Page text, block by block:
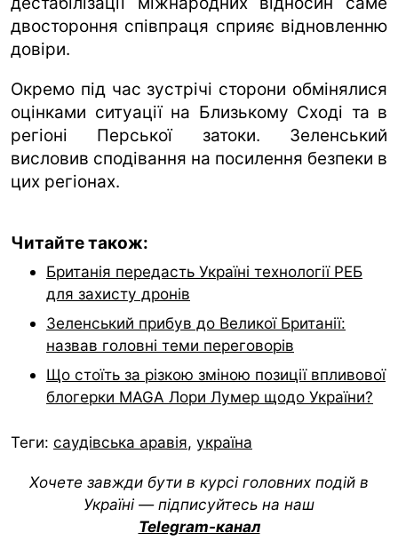
двостороння співпраця сприяє відновленню
довіри.
Окремо під час зустрічі сторони обмінялися
оцінками ситуації на Близькому Сході та в
регіоні Перської затоки. Зеленський
висловив сподівання на посилення безпеки в
цих регіонах.
Читайте також:
Британія передасть Україні технології РЕБ
для захисту дронів
Зеленський прибув до Великої Британії:
назвав головні теми переговорів
Що стоїть за різкою зміною позиції впливової
блогерки MAGA Лори Лумер щодо України?
Теги: саудівська аравія, україна
Хочете завжди бути в курсі головних подій в
Україні — підписуйтесь на наш
Telegram-канал